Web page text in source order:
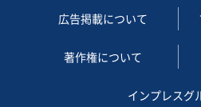
広告掲載について
著作権について
インプレスグ